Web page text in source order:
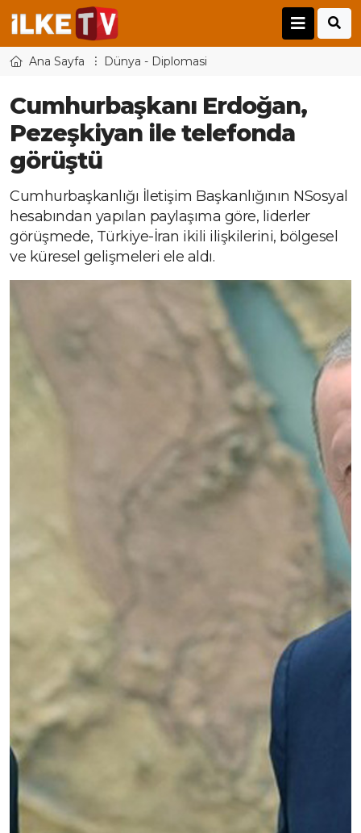
Ana Sayfa Dünya - Diplomasi
Cumhurbaşkanı Erdoğan,
Pezeşkiyan ile telefonda
görüştü
Cumhurbaşkanlığı İletişim Başkanlığının NSosyal
hesabından yapılan paylaşıma göre, liderler
görüşmede, Türkiye-İran ikili ilişkilerini, bölgesel
ve küresel gelişmeleri ele aldı.